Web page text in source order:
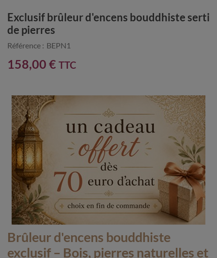
Exclusif brûleur d'encens bouddhiste serti
de pierres
Référence : BEPN1
158,00 € TTC
Brûleur d'encens bouddhiste
exclusif – Bois, pierres naturelles et